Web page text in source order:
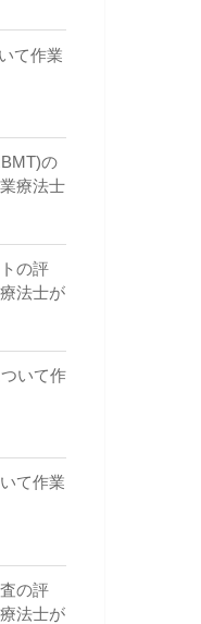
て作業
の
療法士
の評
法士が
いて作
て作業
の評
法士が